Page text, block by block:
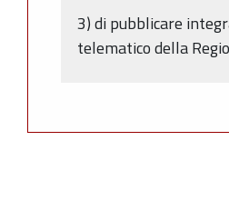
3) di pubblicare
telematico della